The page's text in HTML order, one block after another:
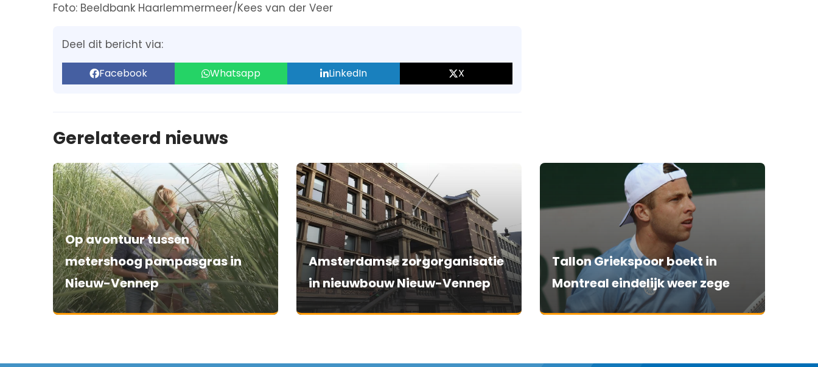
Foto: Beeldbank Haarlemmermeer/Kees van der Veer
Deel dit bericht via:
Facebook Whatsapp LinkedIn X
Gerelateerd nieuws
Op avontuur tussen
metershoog pampasgras in
Nieuw-Vennep
Amsterdamse zorgorganisatie
in nieuwbouw Nieuw-Vennep
Tallon Griekspoor boekt in
Montreal eindelijk weer zege